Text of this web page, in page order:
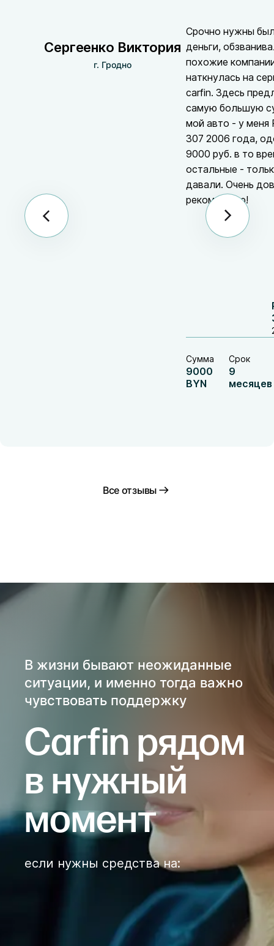
Сергеенко Виктория
г. Гродно
Срочно нужны
деньги,
похожие
наткнулась на
carfin. Здесь
самую большую
мой авто - у меня
307 2006 года,
9000 руб. в то
остальные -
давали. Очень
рекомендую!
Сумма
9000
BYN
Срок
9
месяцев
Все отзывы
В жизни бывают неожиданные
ситуации, и именно тогда важно
чувствовать поддержку
Сarfin рядом
в нужный
момент
если нужны средства на: